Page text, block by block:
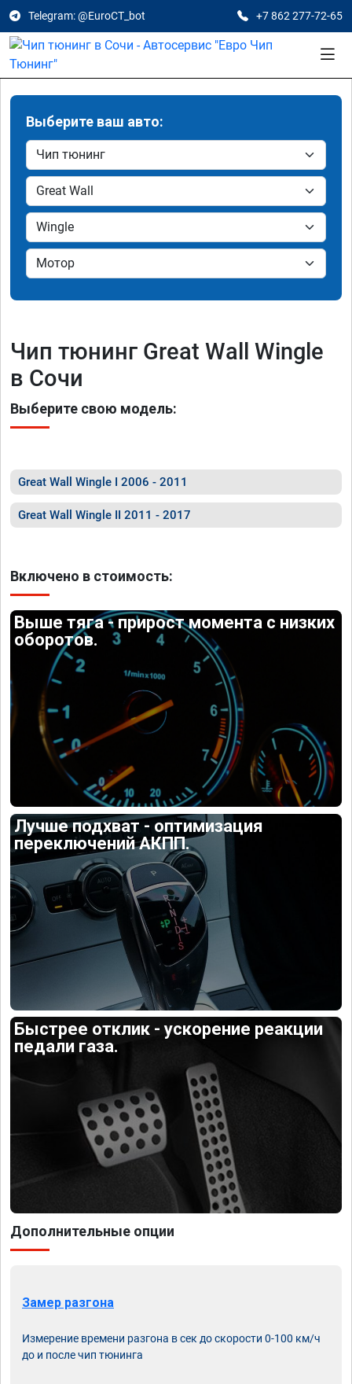
Telegram: @EuroCT_bot +7 862 277-72-65
Выберите ваш авто:
Чип тюнинг Great Wall Wingle
в Сочи
Выберите свою модель:
Great Wall Wingle I 2006 - 2011
Great Wall Wingle II 2011 - 2017
Включено в стоимость:
Выше тяга - прирост момента с низких
оборотов.
Лучше подхват - оптимизация
переключений АКПП.
Быстрее отклик - ускорение реакции
педали газа.
Дополнительные опции
Замер разгона
Измерение времени разгона в сек до скорости 0-100 км/ч
до и после чип тюнинга